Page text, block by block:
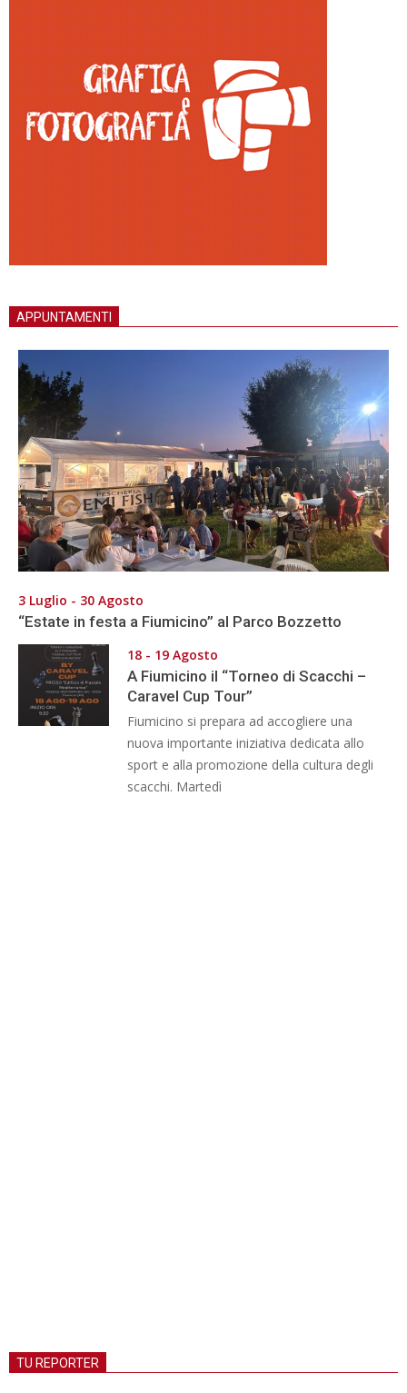
APPUNTAMENTI
3 Luglio - 30 Agosto
“Estate in festa a Fiumicino” al Parco Bozzetto
18 - 19 Agosto
A Fiumicino il “Torneo di Scacchi –
Caravel Cup Tour”
Fiumicino si prepara ad accogliere una
nuova importante iniziativa dedicata allo
sport e alla promozione della cultura degli
scacchi. Martedì
TU REPORTER